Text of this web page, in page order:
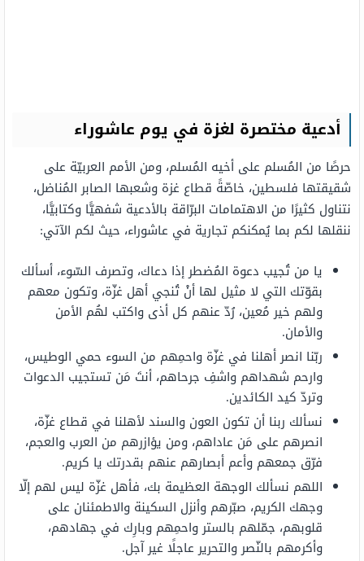
أدعية مختصرة لغزة في يوم عاشوراء
حرصًا من المُسلم على أخيه المُسلم، ومن الأمم العربيّة على
شقيقتها فلسطين، خاصّةً قطاع غزة وشعبها الصابر المُناضل،
نتناول كثيرًا من الاهتمامات البرّاقة بالأدعية شفهيًّا وكتابيًّا،
ننقلها لكم بما يُمكنكم تجارية في عاشوراء، حيث لكم الآتي:
يا من تُجيب دعوة المُضطر إذا دعاك، وتصرف السّوء، أسألك
بقوّتك التي لا مثيل لها أنْ تُنجي أهل غزّة، وتكون معهم
ولهم خير مُعين، رُدّ عنهم كل أذى واكتب لهُم الأمن
والأمان.
ربّنا انصر أهلنا في غزّة واحمِهم من السوء حمي الوطيس،
وارحم شهداهم واشفِ جرحاهم، أنتَ مَن تستجيب الدعوات
وتردّ كيد الكائدين.
نسألك ربنا أن تكون العون والسند لأهلنا في قطاع غزّة،
انصرهم على مَن عاداهم، ومن يؤازرهم من العرب والعجم،
فرّق جمعهم وأعم أبصارهم عنهم بقدرتك يا كريم.
اللهم نسألك الوجهة العظيمة بك، فأهل غزّة ليس لهم إلّا
وجهك الكريم، صبّرهم وأنزل السكينة والاطمئنان على
قلوبهم، جمّلهم بالستر واحمِهم وبارِك في جهادهم،
وأكرمهم بالنّصر والتحرير عاجلًا غير آجل.